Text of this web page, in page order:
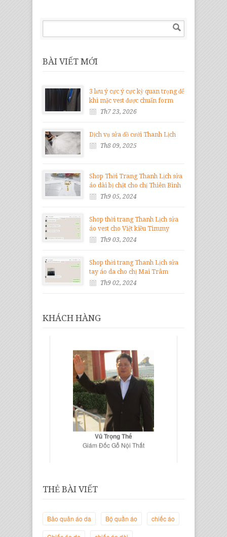
BÀI VIẾT MỚI
3 lưu ý cực ý cực kỳ quan trọng để
khi mặc vest được chuẩn form
Th7 23, 2026
Dịch vụ sửa đồ cưới Thanh Lịch
Th8 09, 2025
Shop Thời Trang Thanh Lịch sửa
áo dài bị chật cho chị Thiên Bình
Th9 05, 2024
Shop thời trang Thanh Lịch sửa
áo vest cho Việt kiều Timmy
Th9 03, 2024
Shop thời trang Thanh Lịch sửa
tay áo da cho chị Mai Trâm
Th9 02, 2024
KHÁCH HÀNG
Vũ Trọng Thế
Giám Đốc Gỗ Nội Thất
THẺ BÀI VIẾT
Bảo quản áo da Bộ quần áo chiếc áo